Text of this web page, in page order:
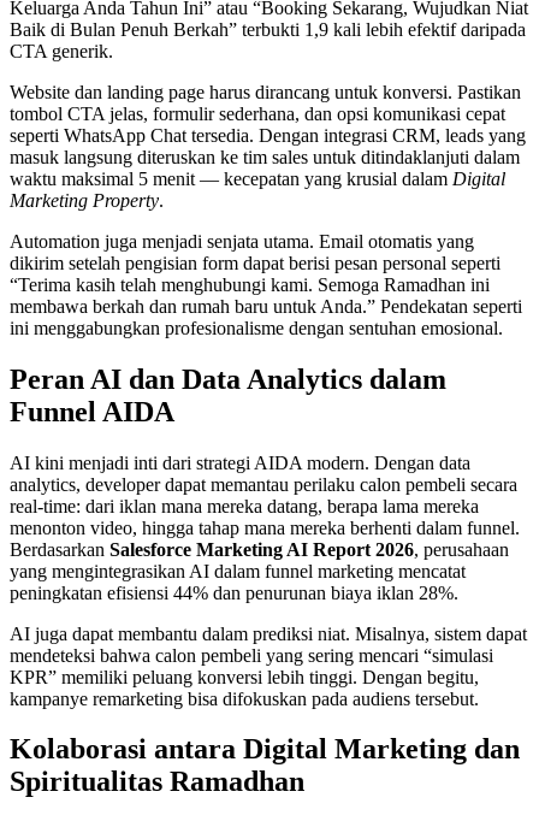
Keluarga Anda Tahun Ini” atau “Booking Sekarang, Wujudkan Niat
Baik di Bulan Penuh Berkah” terbukti 1,9 kali lebih efektif daripada
CTA generik.
Website dan landing page harus dirancang untuk konversi. Pastikan
tombol CTA jelas, formulir sederhana, dan opsi komunikasi cepat
seperti WhatsApp Chat tersedia. Dengan integrasi CRM, leads yang
masuk langsung diteruskan ke tim sales untuk ditindaklanjuti dalam
waktu maksimal 5 menit — kecepatan yang krusial dalam Digital
Marketing Property.
Automation juga menjadi senjata utama. Email otomatis yang
dikirim setelah pengisian form dapat berisi pesan personal seperti
“Terima kasih telah menghubungi kami. Semoga Ramadhan ini
membawa berkah dan rumah baru untuk Anda.” Pendekatan seperti
ini menggabungkan profesionalisme dengan sentuhan emosional.
Peran AI dan Data Analytics dalam
Funnel AIDA
AI kini menjadi inti dari strategi AIDA modern. Dengan data
analytics, developer dapat memantau perilaku calon pembeli secara
real-time: dari iklan mana mereka datang, berapa lama mereka
menonton video, hingga tahap mana mereka berhenti dalam funnel.
Berdasarkan Salesforce Marketing AI Report 2026, perusahaan
yang mengintegrasikan AI dalam funnel marketing mencatat
peningkatan efisiensi 44% dan penurunan biaya iklan 28%.
AI juga dapat membantu dalam prediksi niat. Misalnya, sistem dapat
mendeteksi bahwa calon pembeli yang sering mencari “simulasi
KPR” memiliki peluang konversi lebih tinggi. Dengan begitu,
kampanye remarketing bisa difokuskan pada audiens tersebut.
Kolaborasi antara Digital Marketing dan
Spiritualitas Ramadhan